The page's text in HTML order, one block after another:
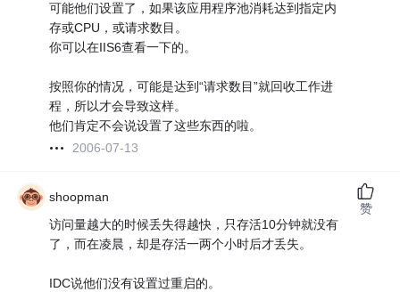
可能他们设置了，如果该应用程序池消耗达到指定内
存或CPU，或请求数目。
你可以在IIS6查看一下的。
按照你的情况，可能是达到“请求数目”就回收工作进
程，所以才会导致这样。
他们肯定不会说设置了这些东西的啦。
2006-07-13
shoopman
访问量越大的时候丢失得越快，只存活10分钟就没有
了，而在凌晨，却是存活一两个小时后才丢失。
IDC说他们没有设置过重启的。
赞